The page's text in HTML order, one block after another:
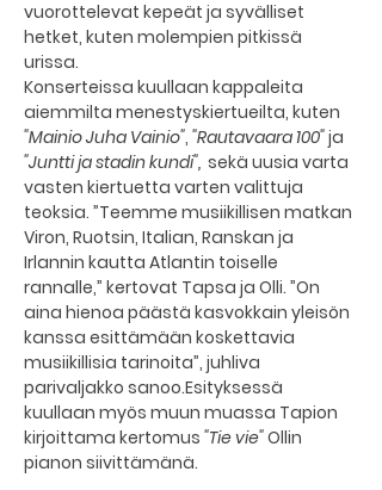
vuorottelevat kepeät ja syvälliset
hetket, kuten molempien pitkissä
urissa.
Konserteissa kuullaan kappaleita
aiemmilta menestyskiertueilta, kuten
"Mainio Juha Vainio", "Rautavaara 100" ja
"Juntti ja stadin kundi", sekä uusia varta
vasten kiertuetta varten valittuja
teoksia. ”Teemme musiikillisen matkan
Viron, Ruotsin, Italian, Ranskan ja
Irlannin kautta Atlantin toiselle
rannalle,” kertovat Tapsa ja Olli. ”On
aina hienoa päästä kasvokkain yleisön
kanssa esittämään koskettavia
musiikillisia tarinoita”, juhliva
parivaljakko sanoo.Esityksessä
kuullaan myös muun muassa Tapion
kirjoittama kertomus "Tie vie" Ollin
pianon siivittämänä.